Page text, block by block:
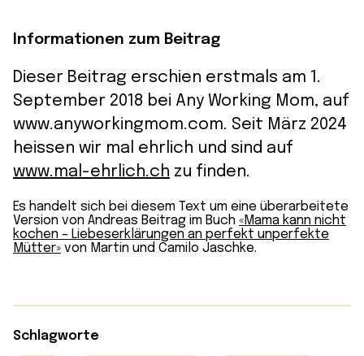
Informationen zum Beitrag
Dieser Beitrag erschien erstmals am 1.
September 2018 bei Any Working Mom, auf
www.anyworkingmom.com. Seit März 2024
heissen wir mal ehrlich und sind auf
www.mal-ehrlich.ch zu finden.
Es handelt sich bei diesem Text um eine überarbeitete
Version von Andreas Beitrag im Buch «Mama kann nicht
kochen – Liebeserklärungen an perfekt unperfekte
Mütter» von Martin und Camilo Jaschke.
Schlagworte